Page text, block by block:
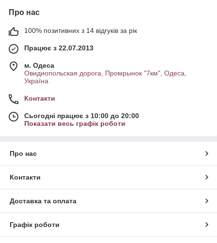
Про нас
100% позитивних з 14 відгуків за рік
Працює з 22.07.2013
м. Одеса
Овидиопольская дорога, Промрынок "7км", Одеса,
Україна
Контакти
Сьогодні працює з 10:00 до 20:00
Показати весь графік роботи
Про нас
Контакти
Доставка та оплата
Графік роботи